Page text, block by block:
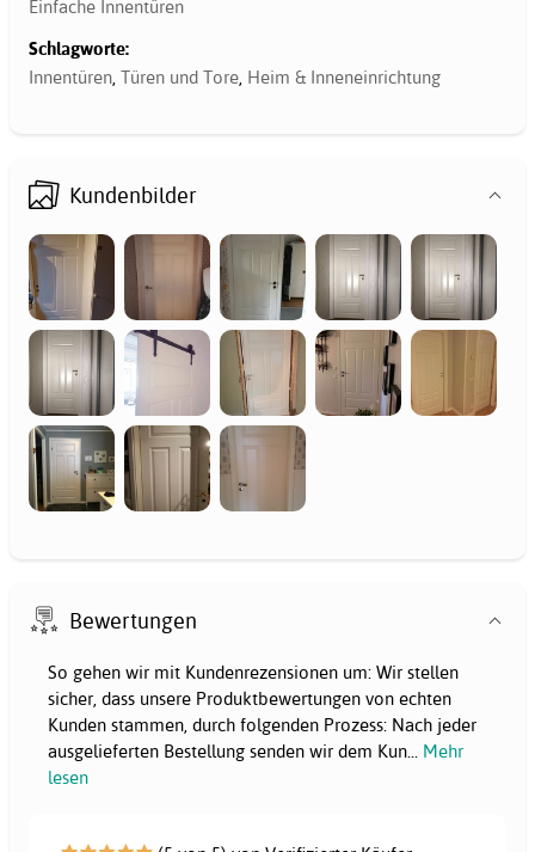
Einfache Innentüren
Schlagworte:
Innentüren Türen und Tore Heim & Inneneinrichtung
Kundenbilder
Bewertungen
So gehen wir mit Kundenrezensionen um: Wir stellen
sicher, dass unsere Produktbewertungen von echten
Kunden stammen, durch folgenden Prozess: Nach jeder
ausgelieferten Bestellung senden wir dem Kun... Mehr
lesen